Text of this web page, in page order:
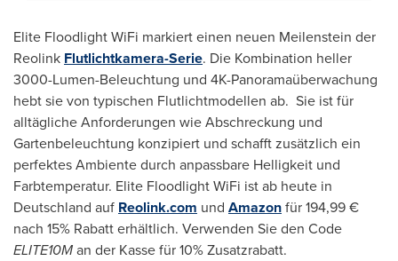
Elite Floodlight WiFi markiert einen neuen Meilenstein der
Reolink Flutlichtkamera-Serie. Die Kombination heller
3000-Lumen-Beleuchtung und 4K-Panoramaüberwachung
hebt sie von typischen Flutlichtmodellen ab. Sie ist für
alltägliche Anforderungen wie Abschreckung und
Gartenbeleuchtung konzipiert und schafft zusätzlich ein
perfektes Ambiente durch anpassbare Helligkeit und
Farbtemperatur. Elite Floodlight WiFi ist ab heute in
Deutschland auf Reolink.com und Amazonfür 194,99 €
nach 15% Rabatt erhältlich. Verwenden Sie den Code
ELITE10Man der Kasse für 10% Zusatzrabatt.